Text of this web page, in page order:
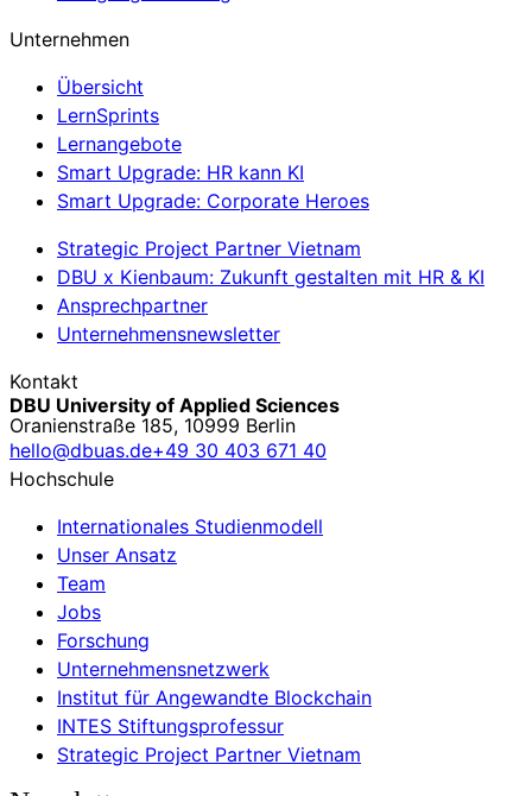
Unternehmen
Übersicht
LernSprints
Lernangebote
Smart Upgrade: HR kann KI
Smart Upgrade: Corporate Heroes
Strategic Project Partner Vietnam
DBU x Kienbaum: Zukunft gestalten mit HR & KI
Ansprechpartner
Unternehmensnewsletter
Kontakt
DBU University of Applied Sciences
Oranienstraße 185, 10999 Berlin
hello@dbuas.de+49 30 403 671 40
Hochschule
Internationales Studienmodell
Unser Ansatz
Team
Jobs
Forschung
Unternehmensnetzwerk
Institut für Angewandte Blockchain
INTES Stiftungsprofessur
Strategic Project Partner Vietnam